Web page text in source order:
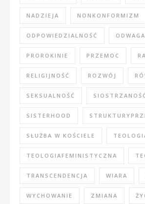
NADZIEJA NONKONFORMIZM
ODPOWIEDZIALNOŚĆ ODWAGA
PROROKINIE PRZEMOC
RELIGIJNOŚĆ ROZWÓJ
SEKSUALNOŚĆ
SISTERHOOD
SŁUŻBA W KOŚCIELE
TEOLOGIAFEMINISTYCZNA
TRANSCENDENCJA WIARA
WYCHOWANIE ZMIANA